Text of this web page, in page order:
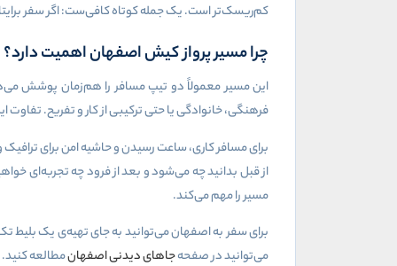
کم‌ریسک‌تر است. یک جمله کوتاه کافی‌ست: اگر سفر
چرا مسیر پرواز کیش اصفهان اهمیت دارد؟
این مسیر معمولاً دو تیپ مسافر را هم‌زمان پوشش
فرهنگی، خانوادگی یا حتی ترکیبی از کار و تفریح.
برای مسافر کاری، ساعت رسیدن و حاشیه امن برای
از قبل بدانید چه می‌شود و بعد از فرود چه تجربه‌ای
مسیر را مهم می‌کند.
برای سفر به اصفهان می‌توانید به جای تهیه‌ی یک بلیط
می‌توانید در صفحهجاهای دیدنی اصفهانمطالعه کنید.